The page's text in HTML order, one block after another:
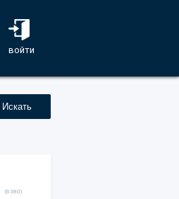
войти
Искать
(6380)